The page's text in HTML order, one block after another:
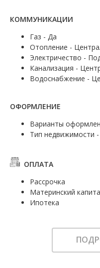
КОММУНИКАЦИИ
Газ - Да
Отопление -
Электричество -
Канализация -
Водоснабжение -
ОФОРМЛЕНИЕ
Варианты
Тип недвижимости
ОПЛАТА
Рассрочка
Материнский
Ипотека